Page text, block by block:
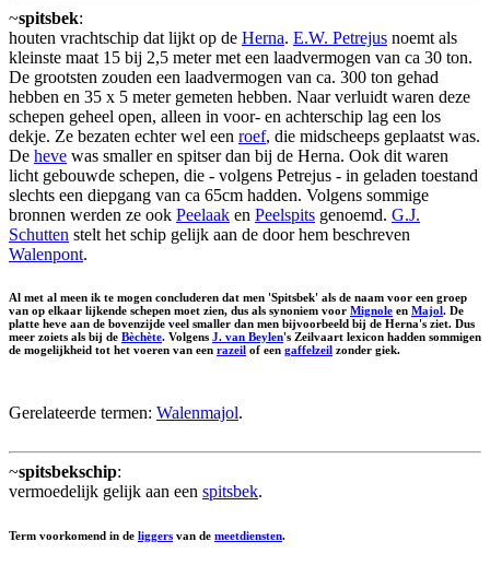
~spitsbek:
houten vrachtschip dat lijkt op de Herna. E.W. Petrejus noemt als
kleinste maat 15 bij 2,5 meter met een laadvermogen van ca 30 ton.
De grootsten zouden een laadvermogen van ca. 300 ton gehad
hebben en 35 x 5 meter gemeten hebben. Naar verluidt waren deze
schepen geheel open, alleen in voor- en achterschip lag een los
dekje. Ze bezaten echter wel een roef, die midscheeps geplaatst was.
De heve was smaller en spitser dan bij de Herna. Ook dit waren
licht gebouwde schepen, die - volgens Petrejus - in geladen toestand
slechts een diepgang van ca 65cm hadden. Volgens sommige
bronnen werden ze ook Peelaak en Peelspits genoemd. G.J.
Schutten stelt het schip gelijk aan de door hem beschreven
Walenpont.
Al met al meen ik te mogen concluderen dat men 'Spitsbek' als de naam voor een groep
van op elkaar lijkende schepen moet zien, dus als synoniem voor Mignole en Majol. De
platte heve aan de bovenzijde veel smaller dan men bijvoorbeeld bij de Herna's ziet. Dus
meer zoiets als bij de Bèchète. Volgens J. van Beylen's Zeilvaart lexicon hadden sommigen
de mogelijkheid tot het voeren van een razeil of een gaffelzeil zonder giek.
Gerelateerde termen: Walenmajol.
~spitsbekschip:
vermoedelijk gelijk aan een spitsbek.
Term voorkomend in de liggers van de meetdiensten.